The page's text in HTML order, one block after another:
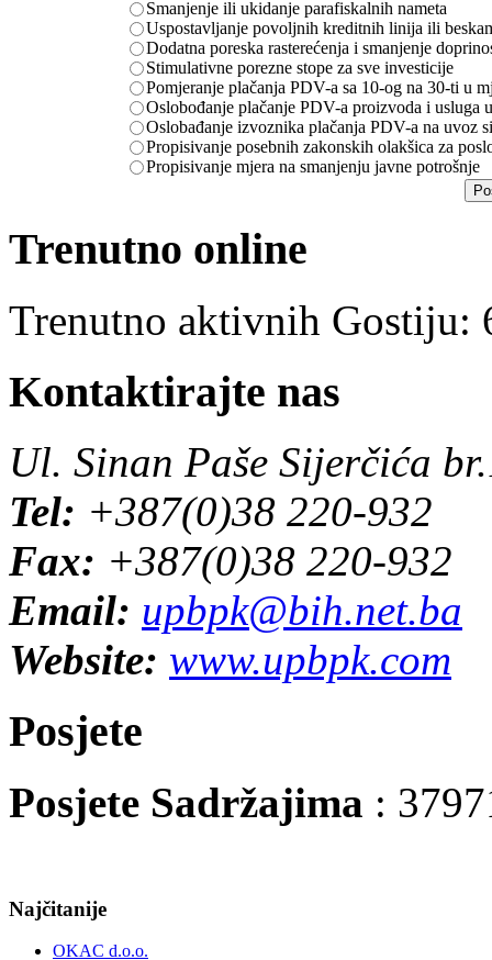
Smanjenje ili ukidanje parafiskalnih nameta
Uspostavljanje povoljnih kreditnih linija ili
Dodatna poreska rasterećenja i smanjenje
Stimulativne porezne stope za sve investicije
Pomjeranje plačanja PDV-a sa 10-og na 30-ti u
Oslobođanje plačanje PDV-a proizvoda i usluga
Oslobađanje izvoznika plačanja PDV-a na uvoz
Propisivanje posebnih zakonskih olakšica za
Propisivanje mjera na smanjenju javne potrošnje
Trenutno online
Trenutno aktivnih Gostiju:
Kontaktirajte nas
Ul. Sinan Paše Sijerčića
Tel: +387(0)38 220-932
Fax: +387(0)38 220-932
Email: upbpk@bih.net.ba
Website: www.upbpk.com
Posjete
Posjete Sadržajima :
Najčitanije
OKAC d.o.o.